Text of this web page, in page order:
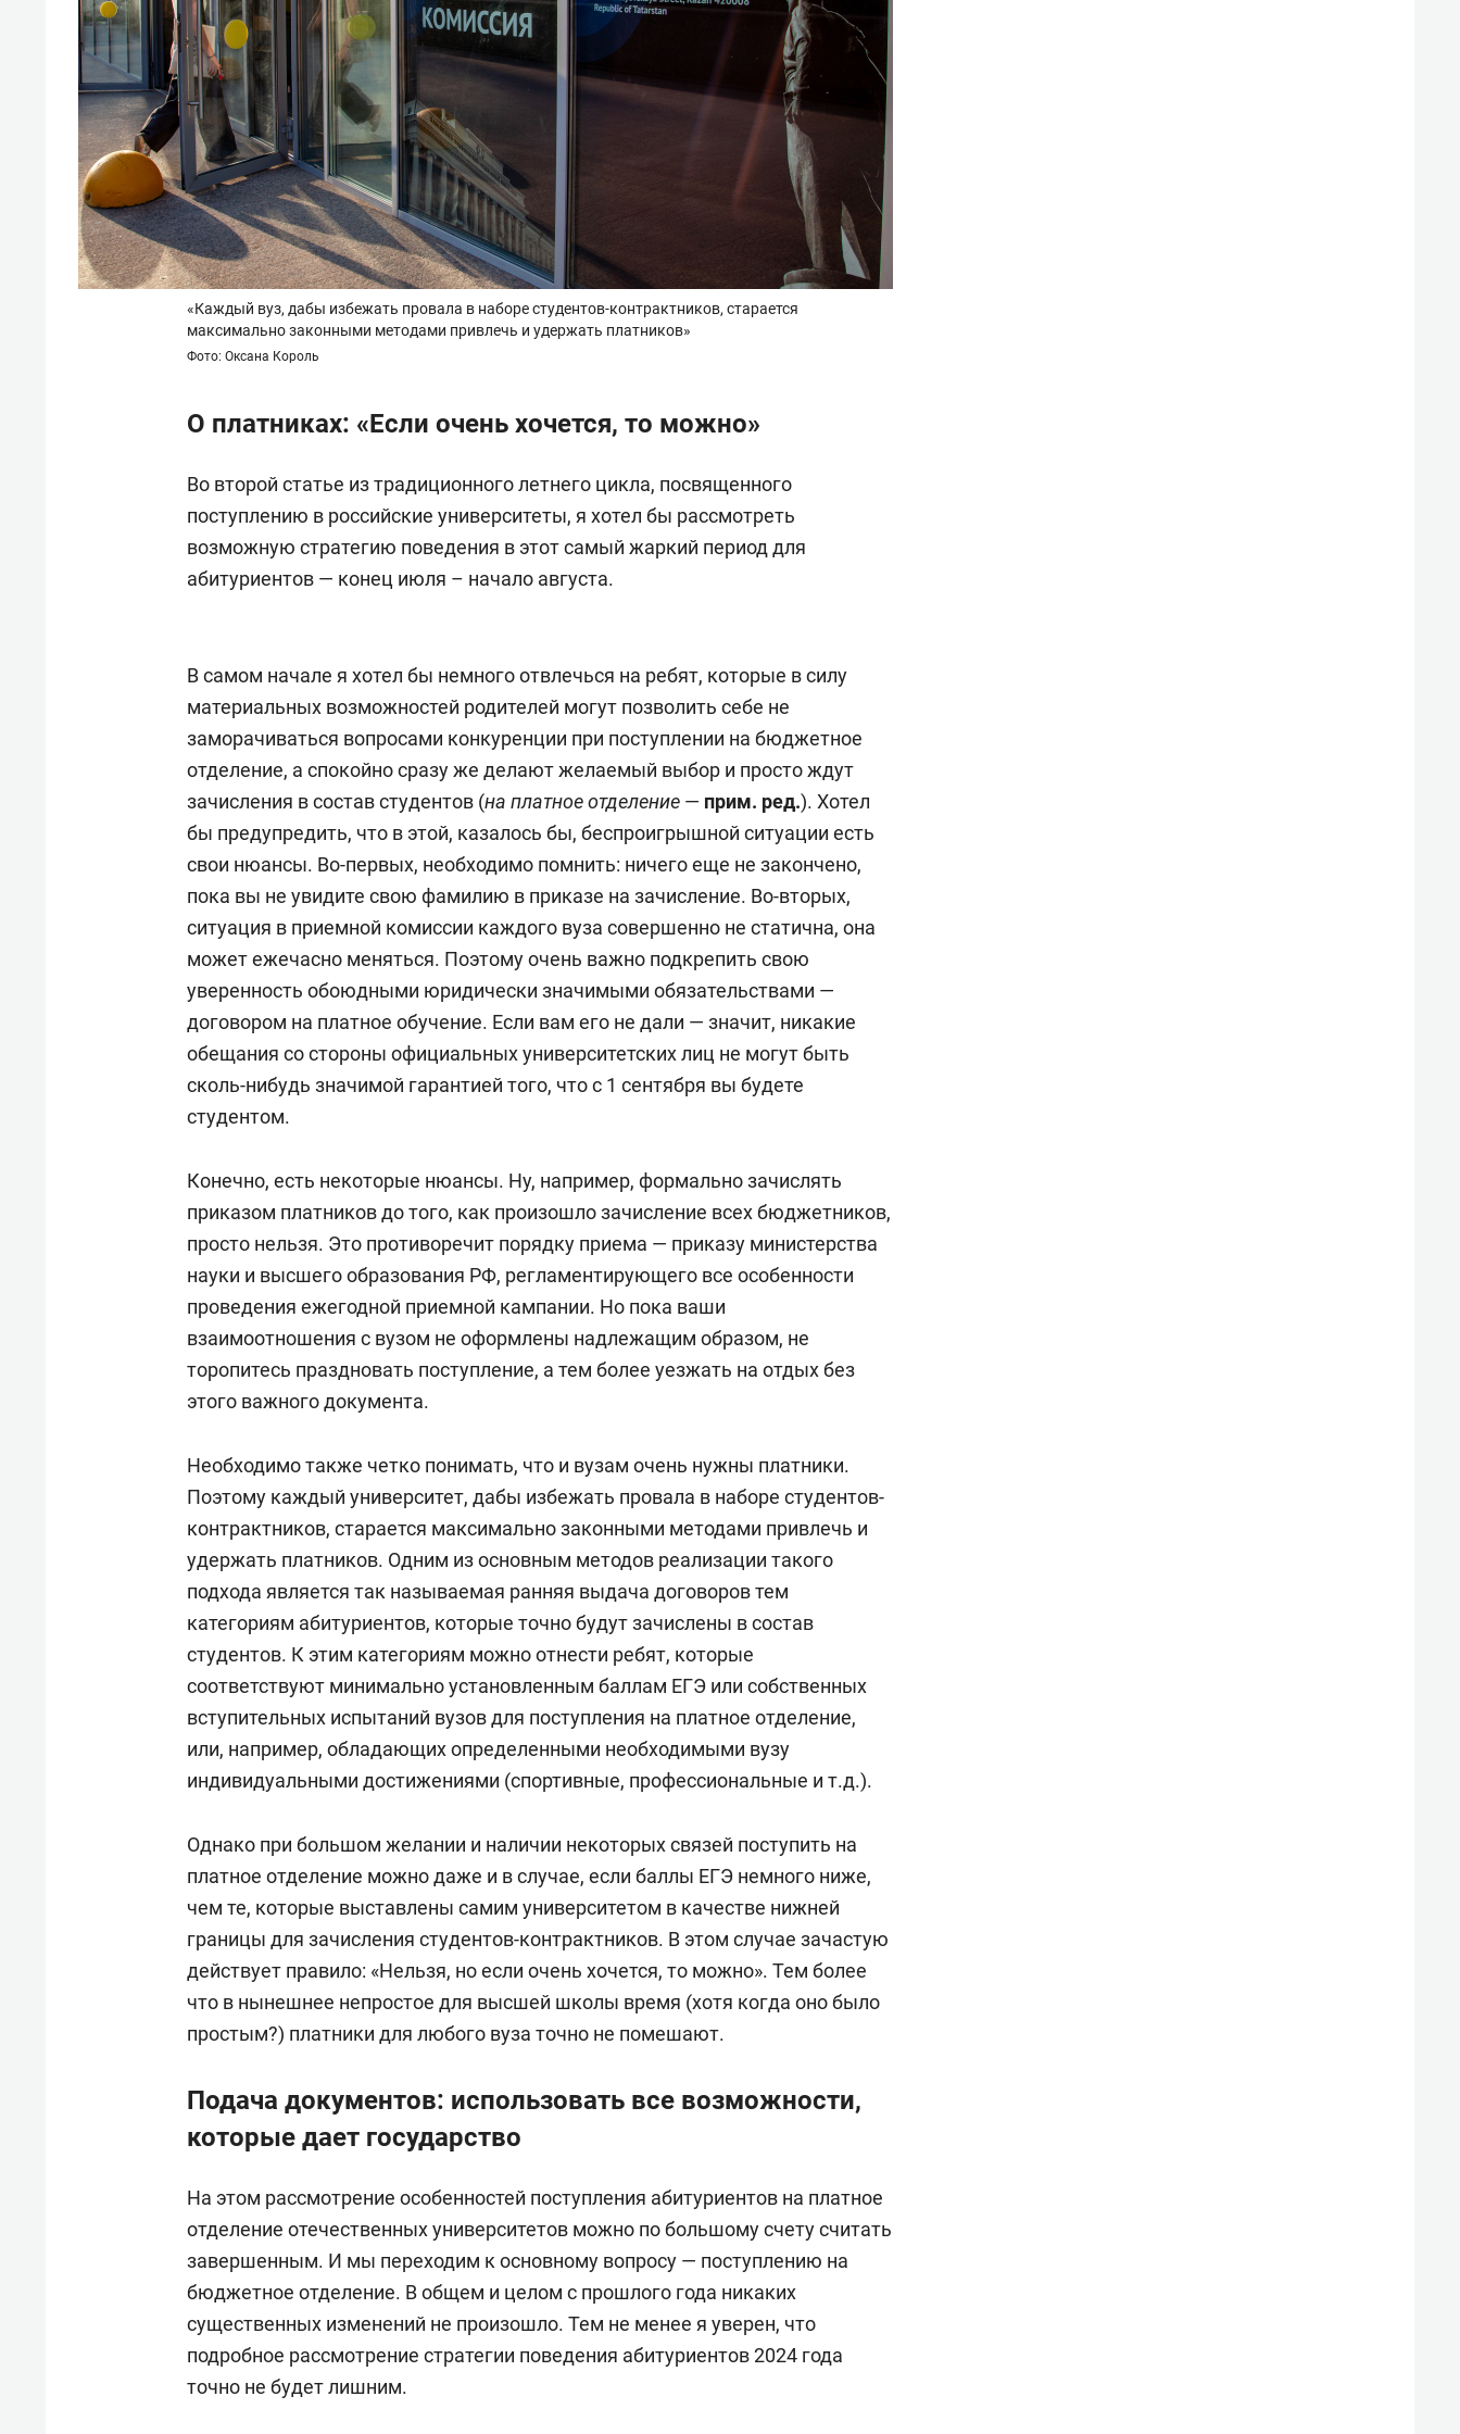
«Каждый вуз, дабы избежать провала в наборе студентов-контрактников, старается
максимально законными методами привлечь и удержать платников»
Фото: Оксана Король
О платниках: «Если очень хочется, то можно»
Во второй статье из традиционного летнего цикла, посвященного
поступлению в российские университеты, я хотел бы рассмотреть
возможную стратегию поведения в этот самый жаркий период для
абитуриентов — конец июля – начало августа.
В самом начале я хотел бы немного отвлечься на ребят, которые в силу
материальных возможностей родителей могут позволить себе не
заморачиваться вопросами конкуренции при поступлении на бюджетное
отделение, а спокойно сразу же делают желаемый выбор и просто ждут
зачисления в состав студентов (на платное отделение — прим. ред.). Хотел
бы предупредить, что в этой, казалось бы, беспроигрышной ситуации есть
свои нюансы. Во-первых, необходимо помнить: ничего еще не закончено,
пока вы не увидите свою фамилию в приказе на зачисление. Во-вторых,
ситуация в приемной комиссии каждого вуза совершенно не статична, она
может ежечасно меняться. Поэтому очень важно подкрепить свою
уверенность обоюдными юридически значимыми обязательствами —
договором на платное обучение. Если вам его не дали — значит, никакие
обещания со стороны официальных университетских лиц не могут быть
сколь-нибудь значимой гарантией того, что с 1 сентября вы будете
студентом.
Конечно, есть некоторые нюансы. Ну, например, формально зачислять
приказом платников до того, как произошло зачисление всех бюджетников,
просто нельзя. Это противоречит порядку приема — приказу министерства
науки и высшего образования РФ, регламентирующего все особенности
проведения ежегодной приемной кампании. Но пока ваши
взаимоотношения с вузом не оформлены надлежащим образом, не
торопитесь праздновать поступление, а тем более уезжать на отдых без
этого важного документа.
Необходимо также четко понимать, что и вузам очень нужны платники.
Поэтому каждый университет, дабы избежать провала в наборе студентов-
контрактников, старается максимально законными методами привлечь и
удержать платников. Одним из основным методов реализации такого
подхода является так называемая ранняя выдача договоров тем
категориям абитуриентов, которые точно будут зачислены в состав
студентов. К этим категориям можно отнести ребят, которые
соответствуют минимально установленным баллам ЕГЭ или собственных
вступительных испытаний вузов для поступления на платное отделение,
или, например, обладающих определенными необходимыми вузу
индивидуальными достижениями (спортивные, профессиональные и т.д.).
Однако при большом желании и наличии некоторых связей поступить на
платное отделение можно даже и в случае, если баллы ЕГЭ немного ниже,
чем те, которые выставлены самим университетом в качестве нижней
границы для зачисления студентов-контрактников. В этом случае зачастую
действует правило: «Нельзя, но если очень хочется, то можно». Тем более
что в нынешнее непростое для высшей школы время (хотя когда оно было
простым?) платники для любого вуза точно не помешают.
Подача документов: использовать все возможности,
которые дает государство
На этом рассмотрение особенностей поступления абитуриентов на платное
отделение отечественных университетов можно по большому счету считать
завершенным. И мы переходим к основному вопросу — поступлению на
бюджетное отделение. В общем и целом с прошлого года никаких
существенных изменений не произошло. Тем не менее я уверен, что
подробное рассмотрение стратегии поведения абитуриентов 2024 года
точно не будет лишним.